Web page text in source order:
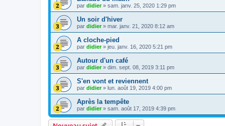
par didier» sam. janv. 25, 2020 1:29 pm
Un soir d'hiver
par didier» mar. janv. 21, 2020 8:12 am
A cloche-pied
par didier» jeu. janv. 16, 2020 5:21 pm
Autour d'un café
par didier» dim. sept. 08, 2019 3:11 pm
S'en vont et reviennent
par didier» lun. août 19, 2019 4:00 pm
Après la tempête
par didier» sam. août 17, 2019 4:39 pm